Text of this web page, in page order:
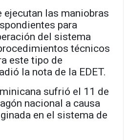
ejecutan las maniobras
para
del sistema
técnicos
este tipo de
la nota de la EDET.
sufrió el 11 de
nacional a causa
en el sistema de